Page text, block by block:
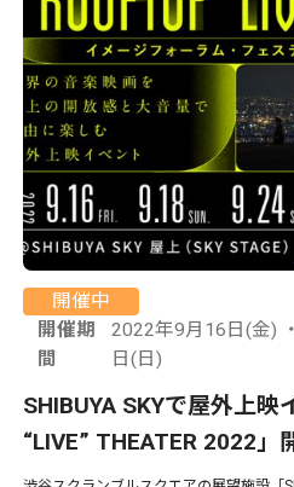
開催中
開催期
間
2022年9月16日(金)
日(日)
SHIBUYA SKYで屋外上映
“LIVE” THEATER 2022」